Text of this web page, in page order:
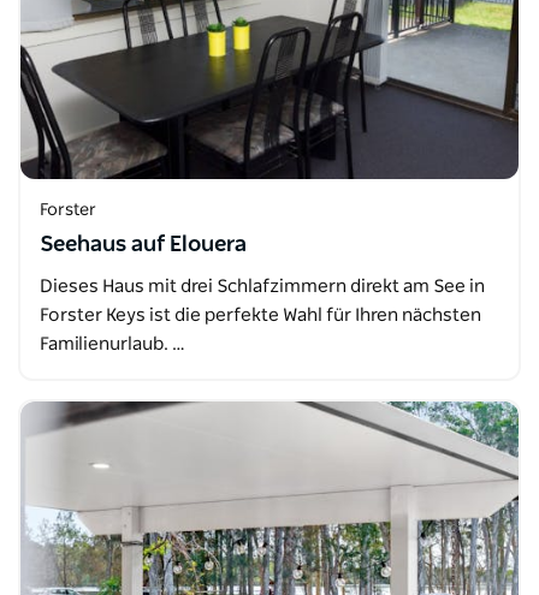
Forster
Seehaus auf Elouera
Dieses Haus mit drei Schlafzimmern direkt am See in
Forster Keys ist die perfekte Wahl für Ihren nächsten
Familienurlaub. …